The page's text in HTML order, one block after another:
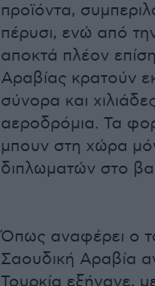
προϊόντα,
πέρυσι, ενώ από
αποκτά πλέον
Αραβίας κρατούν
σύνορα και
αεροδρόμια. Τα
μπουν στη χώρα
διπλωματών στο
Όπως αναφέρει ο
Σαουδική Αραβία
Τουρκία εξήγαγε,